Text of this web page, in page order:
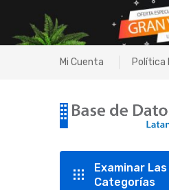
Mi Cuenta Política
Examinar Las
Categorías